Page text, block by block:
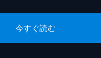
今すぐ読む